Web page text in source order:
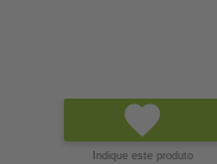
Indique este produto